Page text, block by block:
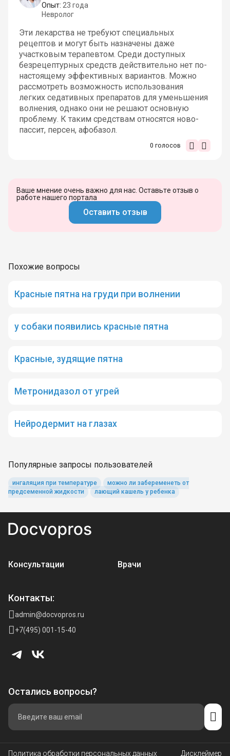
Опыт: 23 года
Невролог
Эти лекарства не требуют специальных
рецептов и могут быть назначены даже
участковым терапевтом. Среди доступных
безрецептурных средств действительно нет по-
настоящему эффективных вариантов. Можно
рассмотреть возможность использования
легких седативных препаратов для уменьшения
волнения, однако они не решают основную
проблему. К таким средствам относятся ново-
пассит, персен, афобазол.
0 голосов
Ваше мнение очень важно для нас. Оставьте отзыв о
работе нашего портала
Оставить отзыв
Похожие вопросы
Красные пятна на груди при волнении
у собаки появились красные пятна
Красные, зудящие пятна
Метронидазол от угрей
Нейродермит на глазах
Популярные запросы пользователей
ингаляция при температуре
можно ли забеременеть от
предсеменной жидкости
лающий кашель у ребенка
Консультации Врачи
Контакты:
admin@docvopros.ru
+7(495) 001-15-40
Остались вопросы?
Политика обработки персональных данных Дисклеймер